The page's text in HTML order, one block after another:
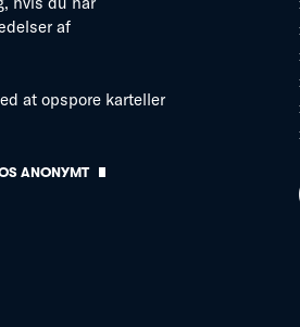
af
at opspore karteller
ANONYMT